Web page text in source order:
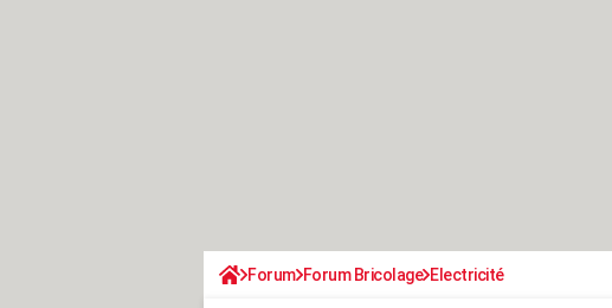
Forum Forum Bricolage Electricité